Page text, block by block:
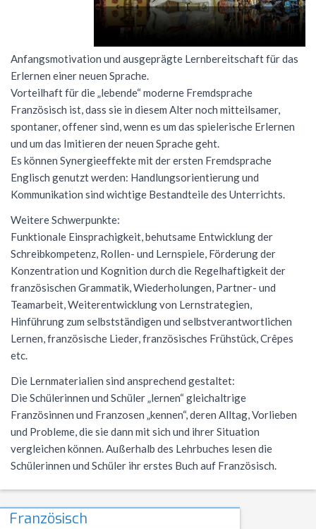
Zweck des Vereins
Antragsformulare für Förderung
Service
Kontakt
Verein ehemaliger Schüler
Beglaubigung und Neuausstellung
Cambridge Certificate
DELF-AG
Technik-AG
Theater-AG
Politik-AG
Schülerzeitung
Schulsanitäter
Kreatives Schreiben
Mkid - Mathe kann ich doch!
Studium und Beruf (BOGY)
Studium und Beruf (BOGY)
Klassen 8-10
Jahrgangsstufe
Sucht- und Gewaltprävention
Sozialpraktikum
Bildungspartnerschaft
Französisch
Warum Französisch?
Ab Klasse 6
Kursstufe
Austausch
DELF
Außerunterrichtliche Veranstaltungen
Gemeinschaftskunde
Geographie
Geschichte
Informatik
G9: Informatik und Medienbildung
G8: IMP (Informatik, Mathematik, Physik)
Italienisch
Warum Italienisch?
Italienisch als 3. Fremdsprache
Italienisch lernen
Außerunterrichtliches
Kursstufe
Italien-Austausch
Katholische Religion
Literatur und Theater
Mathematik
Leitgedanken
Wettbewerbe
Musik
Physik
Sport
Jugend trainiert für Olympia
Notentabellen
Befreiung vom Sportunterricht
Wirtschaft
Orchester Klassen 5-7
Chor Klassen 5-7
Konzerte
Italien-Austausch
Ungarn-Austausch
Jugend trainiert für Olympia
Theater
Schoolwear FSG
Ferienpläne
Anfahrt
Praktikum am FSG
Lernmittel
Anmeldung Klasse 5
Schulanmeldung
Datenschutz
Impressum
Anfangsmotivation und ausgeprägte Lernbereitschaft für das
Erlernen einer neuen Sprache.
Vorteilhaft für die „lebende“ moderne Fremdsprache
Französisch ist, dass sie in diesem Alter noch mitteilsamer,
spontaner, offener sind, wenn es um das spielerische Erlernen
und um das Imitieren der neuen Sprache geht.
Es können Synergieeffekte mit der ersten Fremdsprache
Englisch genutzt werden: Handlungsorientierung und
Kommunikation sind wichtige Bestandteile des Unterrichts.
Weitere Schwerpunkte:
Funktionale Einsprachigkeit, behutsame Entwicklung der
Schreibkompetenz, Rollen- und Lernspiele, Förderung der
Konzentration und Kognition durch die Regelhaftigkeit der
französischen Grammatik, Wiederholungen, Partner- und
Teamarbeit, Weiterentwicklung von Lernstrategien,
Hinführung zum selbstständigen und selbstverantwortlichen
Lernen, französische Lieder, französisches Frühstück, Crêpes
etc.
Die Lernmaterialien sind ansprechend gestaltet:
Die Schülerinnen und Schüler „lernen“ gleichaltrige
Französinnen und Franzosen „kennen“, deren Alltag, Vorlieben
und Probleme, die sie dann mit sich und ihrer Situation
vergleichen können. Außerhalb des Lehrbuches lesen die
Schülerinnen und Schüler ihr erstes Buch auf Französisch.
Französisch